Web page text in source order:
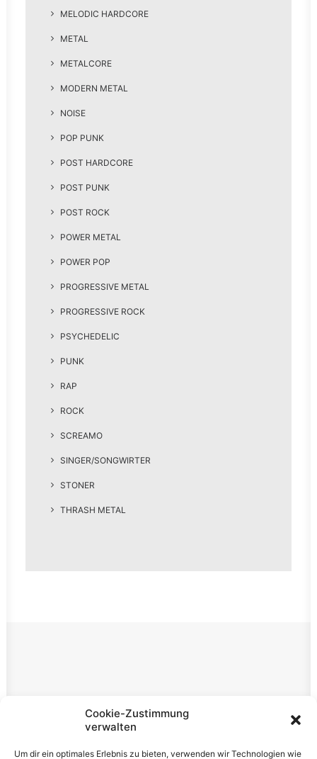
Cookie-Zustimmung
verwalten
Um dir ein optimales Erlebnis zu bieten, verwenden wir Technologien wie
MELODIC HARDCORE
METAL
METALCORE
MODERN METAL
NOISE
POP PUNK
POST HARDCORE
POST PUNK
POST ROCK
POWER METAL
POWER POP
PROGRESSIVE METAL
PROGRESSIVE ROCK
PSYCHEDELIC
PUNK
RAP
ROCK
SCREAMO
SINGER/SONGWIRTER
STONER
THRASH METAL
Rechtliches